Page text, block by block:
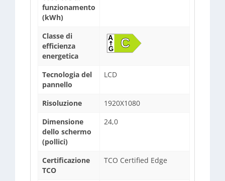
funzionamento
(kWh)
Classe di
efficienza
energetica
Tecnologia del
pannello
LCD
Risoluzione
1920X1080
Dimensione
dello schermo
(pollici)
24,0
Certificazione
TCO
TCO Certified Edge